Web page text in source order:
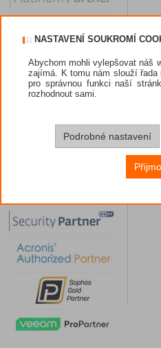
NASTAVENÍ SOUKROMÍ
Abychom mohli vylepšovat náš
zajímá. K tomu nám slouží
pro správnou funkci naší
rozhodnout sami.
Podrobné nastavení